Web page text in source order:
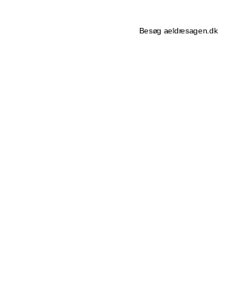
Besøg aeldresagen.dk